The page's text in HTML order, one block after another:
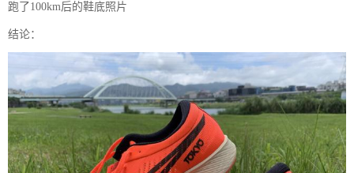
跑了100km后的鞋底照片
结论：